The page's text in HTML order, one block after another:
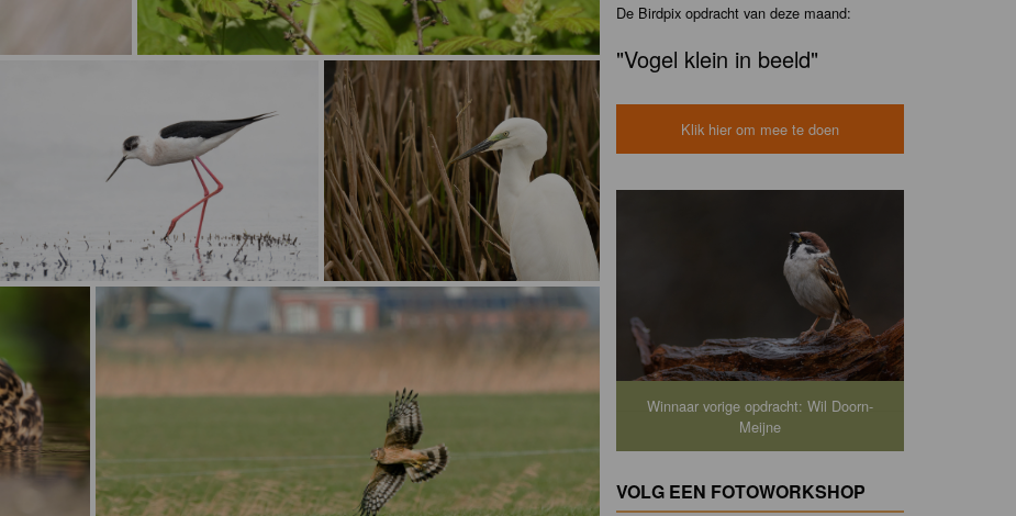
De Birdpix opdracht van deze maand:
"Vogel klein in beeld"
Klik hier om mee te doen
Winnaar vorige opdracht: Wil Doorn-
Meijne
VOLG EEN FOTOWORKSHOP